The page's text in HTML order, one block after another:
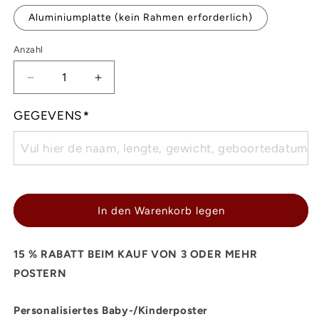
Aluminiumplatte (kein Rahmen erforderlich)
Anzahl
Verringere
die
Menge
für
PERSONALISIERTES
BABY-/KINDERPOSTER
Erhöhe
die
für
PERSONALISIERTES
BABY-/KINDERPOSTER
GEGEVENS *
In den Warenkorb legen
15 % RABATT BEIM KAUF VON 3 ODER MEHR
POSTERN
Personalisiertes Baby-/Kinderposter